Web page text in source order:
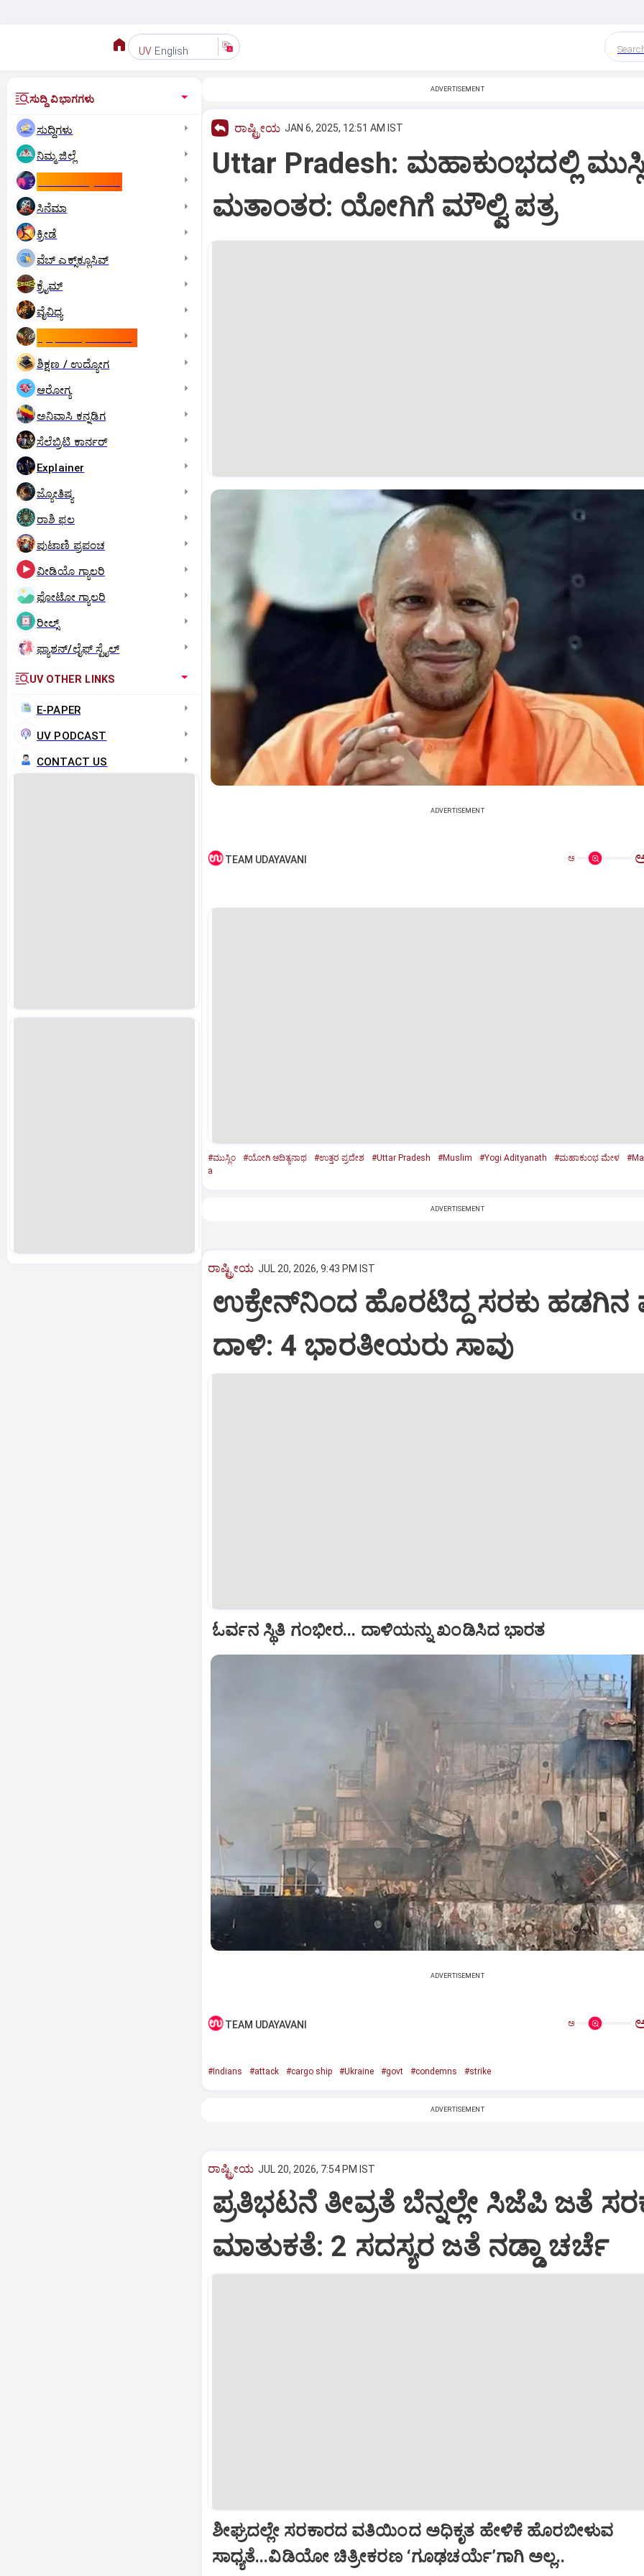
UV English
ಸುದ್ದಿ ವಿಭಾಗಗಳು
ಸುದ್ದಿಗಳು
ನಿಮ್ಮ ಜಿಲ್ಲೆ
ಸಿನೆಮಾ
ಕ್ರೀಡೆ
ವೆಬ್ ಎಕ್ಸ್‌ಕ್ಲೂಸಿವ್
ಕ್ರೈಮ್
ವೈವಿಧ್ಯ
ಶಿಕ್ಷಣ / ಉದ್ಯೋಗ
ಆರೋಗ್ಯ
ಅನಿವಾಸಿ ಕನ್ನಡಿಗ
ಸೆಲೆಬ್ರಿಟಿ ಕಾರ್ನರ್‌
Explainer
ಜ್ಯೋತಿಷ್ಯ
ರಾಶಿ ಫಲ
ಪುಟಾಣಿ ಪ್ರಪಂಚ
ವೀಡಿಯೊ ಗ್ಯಾಲರಿ
ಫೋಟೋ ಗ್ಯಾಲರಿ
ರೀಲ್ಸ್
ಫ್ಯಾಶನ್/ಲೈಫ್‌ ಸ್ಟೈಲ್
UV OTHER LINKS
E-PAPER
UV PODCAST
CONTACT US
ADVERTISEMENT
ರಾಷ್ಟ್ರೀಯ JAN 6, 2025, 12:51 AM IST
Uttar Pradesh: ಮಹಾಕುಂಭದಲ್ಲಿ
ಮತಾಂತರ: ಯೋಗಿಗೆ ಮೌಲ್ವಿ ಪತ್ರ
ADVERTISEMENT
TEAM UDAYAVANI ಅ
#ಮುಸ್ಲಿಂ #ಯೋಗಿ ಆದಿತ್ಯನಾಥ #ಉತ್ತರ ಪ್ರದೇಶ #Uttar Pradesh #Muslim #Yogi Adityanath #ಮಹಾಕುಂಭ ಮೇಳ
a
ADVERTISEMENT
ರಾಷ್ಟ್ರೀಯ JUL 20, 2026, 9:43 PM IST
ಉಕ್ರೇನ್‌ನಿಂದ ಹೊರಟಿದ್ದ ಸರಕು
ದಾಳಿ: 4 ಭಾರತೀಯರು ಸಾವು
ಓರ್ವನ ಸ್ಥಿತಿ ಗಂಭೀರ... ದಾಳಿಯನ್ನು ಖಂಡಿಸಿದ ಭಾರತ
ADVERTISEMENT
TEAM UDAYAVANI ಅ
#Indians #attack #cargo ship #Ukraine #govt #condemns #strike
ADVERTISEMENT
ರಾಷ್ಟ್ರೀಯ JUL 20, 2026, 7:54 PM IST
ಪ್ರತಿಭಟನೆ ತೀವ್ರತೆ ಬೆನ್ನಲ್ಲೇ ಸಿಜೆಪಿ ಜತೆ
ಮಾತುಕತೆ: 2 ಸದಸ್ಯರ ಜತೆ ನಡ್ಡಾ ಚರ್ಚೆ
ಶೀಘ್ರದಲ್ಲೇ ಸರಕಾರದ ವತಿಯಿಂದ ಅಧಿಕೃತ ಹೇಳಿಕೆ ಹೊರಬೀಳುವ
ಸಾಧ್ಯತೆ...ವಿಡಿಯೋ ಚಿತ್ರೀಕರಣ ‘ಗೂಢಚರ್ಯೆ’ಗಾಗಿ ಅಲ್ಲ..